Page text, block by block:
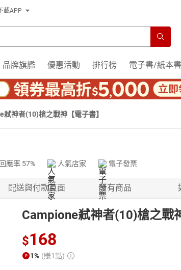
下載APP
品牌旗艦 優惠活動 排行榜 電子書/紙本書
弒神者(10)槍之戰神【電子書】
回應率 57% 人氣店家 電子發票
配送與付款頁面 所有商品
Campione弒神者(10)槍之戰
$168
1% (賺1點)